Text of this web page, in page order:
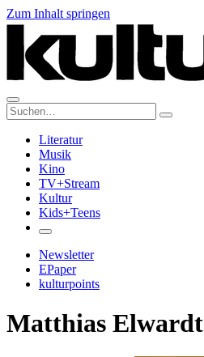
Zum Inhalt springen
Suche:
Literatur
Musik
Kino
TV+Stream
Kultur
Kids+Teens
Newsletter
EPaper
kulturpoints
Matthias Elwardt